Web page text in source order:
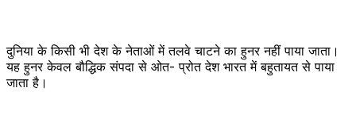
दुनिया के किसी भी देश के नेताओं में तलवे चाटने का हुनर नहीं पाया जाता।
यह हुनर केवल बौद्धिक संपदा से ओत- प्रोत देश भारत में बहुतायत से पाया
जाता है।